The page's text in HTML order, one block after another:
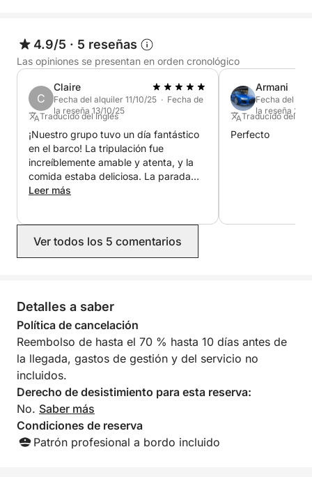
Viva la máxima expresión de la elegancia siciliana,
donde cada detalle se adapta a sus sueños más
ambiciosos.
4.9/5 · 5 reseñas
Las opiniones se presentan en orden cronológico
C
Claire
Fecha del alquiler 11/10/25 · Fecha de
la reseña 13/10/25
Traducido del Inglés
¡Nuestro grupo tuvo un día fantástico
en el barco! La tripulación fue
increíblemente amable y atenta, y la
comida estaba deliciosa. La parada
para nadar fue lo mejor: el paisaje era
Leer más
Armani
Fecha del
la reseña 28/
Traducido del
Perfecto
Ver todos los 5 comentarios
Detalles a saber
Política de cancelación
Reembolso de hasta el 70 % hasta 10 días antes de
la llegada, gastos de gestión y del servicio no
incluidos.
Derecho de desistimiento para esta reserva:
No. Saber más
Condiciones de reserva
Patrón profesional a bordo incluido